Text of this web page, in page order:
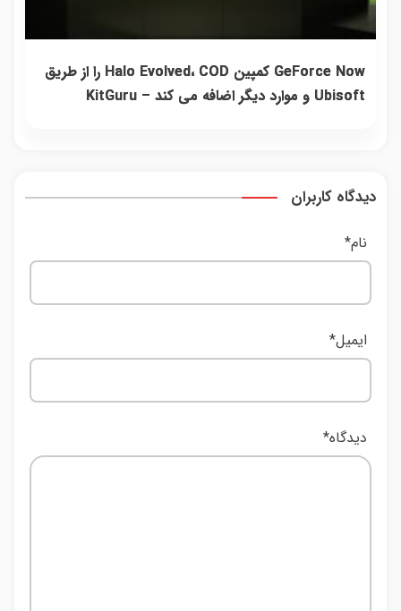
GeForce Now کمپین Halo Evolved، COD را از طریق
Ubisoft و موارد دیگر اضافه می کند – KitGuru
دیدگاه کاربران
دیدگاه*
نام*
ایمیل*